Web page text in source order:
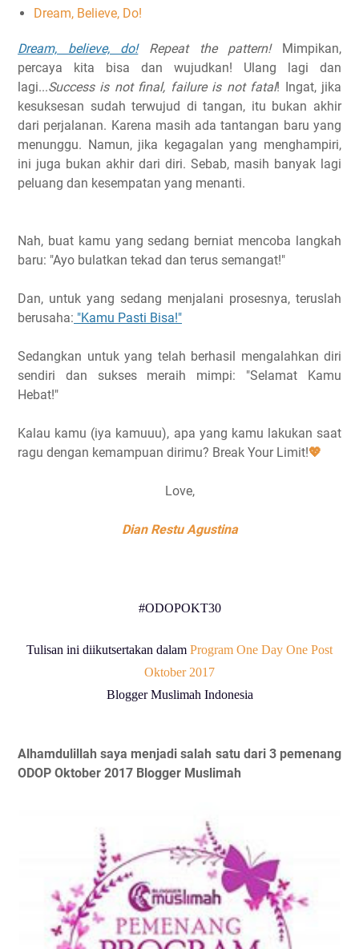
Dream, Believe, Do!
Dream, believe, do!Repeat the pattern!Mimpikan,
percaya kita bisa dan wujudkan! Ulang lagi dan
lagi...Success is not final, failure is not fatal! Ingat, jika
kesuksesan sudah terwujud di tangan, itu bukan akhir
dari perjalanan. Karena masih ada tantangan baru yang
menunggu. Namun, jika kegagalan yang menghampiri,
ini juga bukan akhir dari diri. Sebab, masih banyak lagi
peluang dan kesempatan yang menanti.
Nah, buat kamu yang sedang berniat mencoba langkah
baru: "Ayo bulatkan tekad dan terus semangat!"
Dan, untuk yang sedang menjalani prosesnya, teruslah
berusaha: "Kamu Pasti Bisa!"
Sedangkan untuk yang telah berhasil mengalahkan diri
sendiri dan sukses meraih mimpi: "Selamat Kamu
Hebat!"
Kalau kamu (iya kamuuu), apa yang kamu lakukan saat
ragu dengan kemampuan dirimu? Break Your Limit!💖
Love,
Dian Restu Agustina
#ODOPOKT30
Tulisan ini diikutsertakan dalam Program One Day One Post
Oktober 2017
Blogger Muslimah Indonesia
Alhamdulillah saya menjadi salah satu dari 3 pemenang
ODOP Oktober 2017 Blogger Muslimah